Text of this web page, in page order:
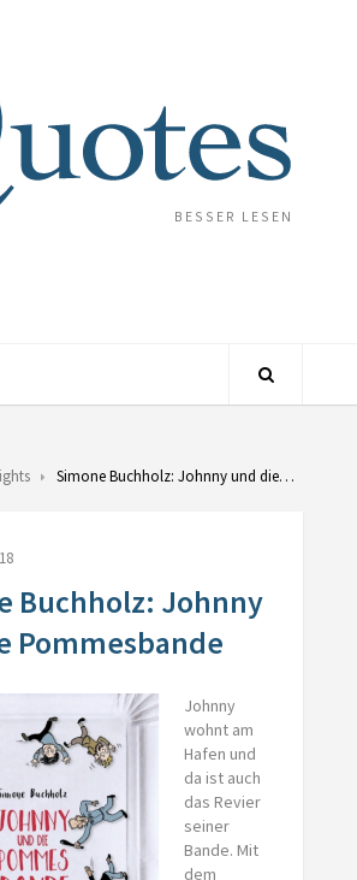
BESSER LESEN
Simone Buchholz: Johnny und die…
Buchholz: Johnny
Pommesbande
Johnny
wohnt am
Hafen und
da ist auch
das Revier
seiner
Bande. Mit
dem